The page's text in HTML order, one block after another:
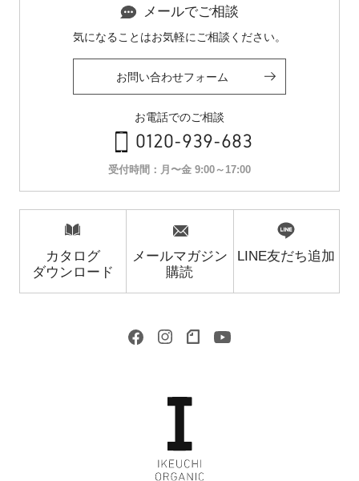
メールでご相談
気になることはお気軽にご相談ください。
お問い合わせフォーム
お電話でのご相談
0120-939-683
受付時間：月〜金 9:00～17:00
カタログ
ダウンロード
メールマガジン
購読
LINE友だち追加